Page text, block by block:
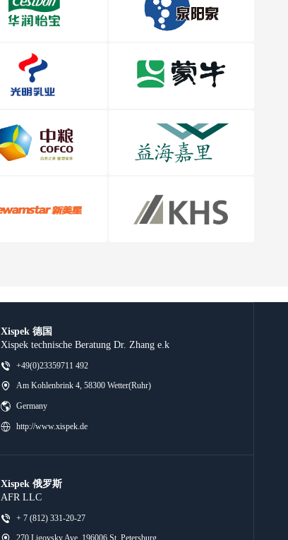
Xispek 德国
Xispek technische Beratung Dr. Zhang e.k
+49(0)23359711 492
Am Kohlenbrink 4, 58300 Wetter(Ruhr)
Germany
http://www.xispek.de
Xispek 俄罗斯
AFR LLC
+ 7 (812) 331-20-27